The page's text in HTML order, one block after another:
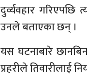
दुर्व्यवहार
उनले बताएका छन् ।
यस घटनाबारे
प्रहरीले तिवारीलाई